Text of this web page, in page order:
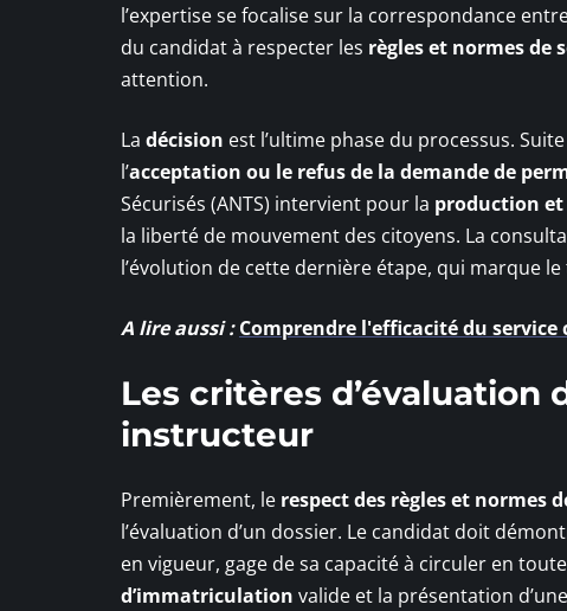
l’expertise se focalise sur la correspondance
du candidat à respecter les règles et normes de
attention.
La décision est l’ultime phase du processus.
l’acceptation ou le refus de la demande de
Sécurisés (ANTS) intervient pour la production
la liberté de mouvement des citoyens. La
l’évolution de cette dernière étape, qui marque
A lire aussi : Comprendre l'efficacité du
Les critères d’évaluation
instructeur
Premièrement, le respect des règles et normes
l’évaluation d’un dossier. Le candidat doit
en vigueur, gage de sa capacité à circuler en
d’immatriculation valide et la présentation d’une